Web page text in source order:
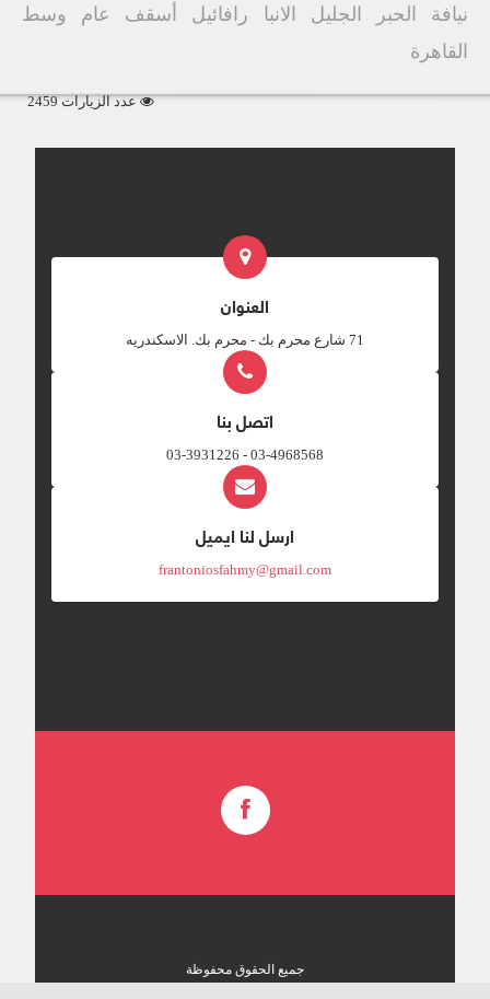
نيافة الحبر الجليل الانبا رافائيل أسقف عام وسط
القاهرة
عدد الزيارات 2459
العنوان
‎71 شارع محرم بك - محرم بك. الاسكندريه
اتصل بنا
03-4968568 - 03-3931226
ارسل لنا ايميل
frantoniosfahmy@gmail.com
جميع الحقوق محفوظة